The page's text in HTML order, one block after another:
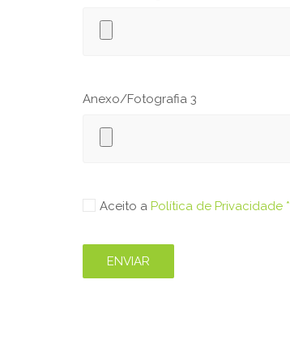
Anexo/Fotografia 3
Aceito a Política de Privacidade *